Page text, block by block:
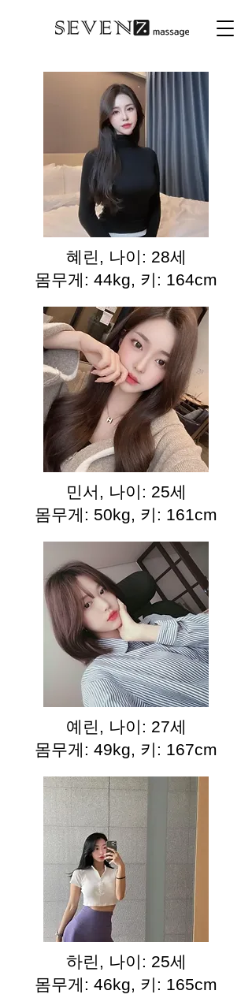
혜린, 나이: 28세
몸무게: 44kg, 키: 164cm
민서, 나이: 25세
몸무게: 50kg, 키: 161cm
예린, 나이: 27세
몸무게: 49kg, 키: 167cm
하린, 나이: 25세
몸무게: 46kg, 키: 165cm